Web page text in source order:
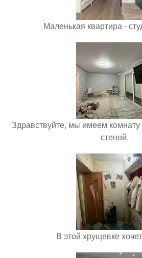
Маленькая квартира -
Здравствуйте, мы имеем комнату
стеной.
В этой хрущевке